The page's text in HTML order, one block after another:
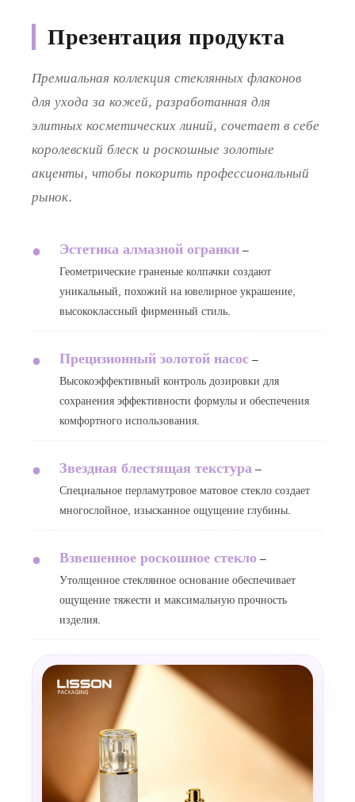
Презентация продукта
Премиальная коллекция стеклянных флаконов
для ухода за кожей, разработанная для
элитных косметических линий, сочетает в себе
королевский блеск и роскошные золотые
акценты, чтобы покорить профессиональный
рынок.
● Эстетика алмазной огранки –
Геометрические граненые колпачки создают
уникальный, похожий на ювелирное украшение,
высококлассный фирменный стиль.
● Прецизионный золотой насос –
Высокоэффективный контроль дозировки для
сохранения эффективности формулы и обеспечения
комфортного использования.
● Звездная блестящая текстура –
Специальное перламутровое матовое стекло создает
многослойное, изысканное ощущение глубины.
● Взвешенное роскошное стекло –
Утолщенное стеклянное основание обеспечивает
ощущение тяжести и максимальную прочность
изделия.